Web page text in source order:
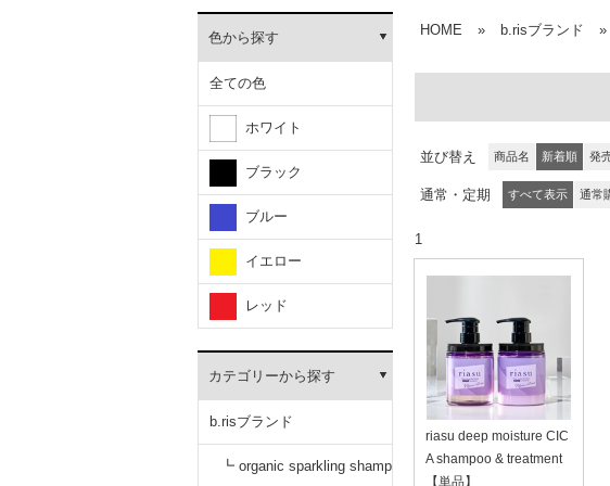
色から探す
全ての色
ホワイト
ブラック
ブルー
イエロー
レッド
カテゴリーから探す
b.risブランド
┗ organic sparkling shamp
HOME » b.risブランド »
並び替え 商品名 新着順 発
通常・定期 すべて表示 通常
1
riasu deep moisture CIC
A shampoo & treatment
【単品】